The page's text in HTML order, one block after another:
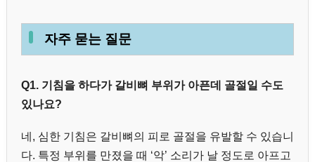
자주 묻는 질문
Q1. 기침을 하다가 갈비뼈 부위가 아픈데 골절일 수도
있나요?
네, 심한 기침은 갈비뼈의 피로 골절을 유발할 수 있습니
다. 특정 부위를 만졌을 때 ‘악’ 소리가 날 정도로 아프고